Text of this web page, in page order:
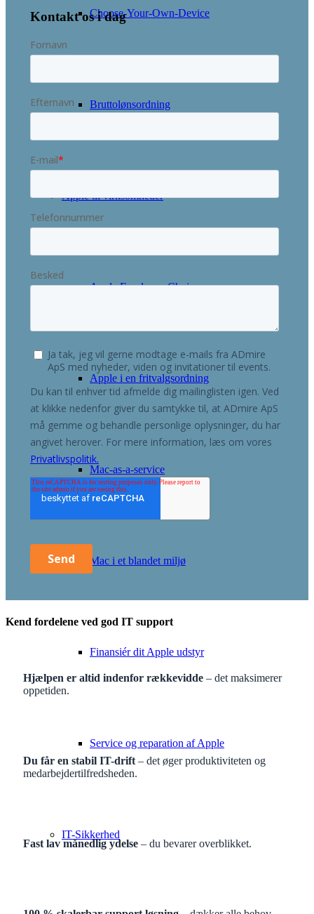
Choose-Your-Own-Device
Bruttolønsordning
Apple til virksomheder
Apple Employee Choice
Apple i en fritvalgsordning
Mac-as-a-service
Mac i et blandet miljø
Finansiér dit Apple udstyr
Service og reparation af Apple
IT-Sikkerhed
Kontakt os i dag
Kend fordelene ved god IT support
Hjælpen er altid indenfor rækkevidde – det maksimerer
oppetiden.
Du får en stabil IT-drift – det øger produktiviteten og
medarbejdertilfredsheden.
Fast lav månedlig ydelse – du bevarer overblikket.